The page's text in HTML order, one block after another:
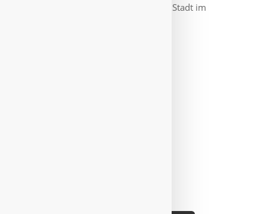
konnten wir nochmal die farbenfrohe Stadt im